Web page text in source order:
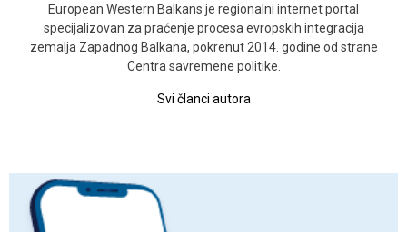
European Western Balkans je regionalni internet portal
specijalizovan za praćenje procesa evropskih integracija
zemalja Zapadnog Balkana, pokrenut 2014. godine od strane
Centra savremene politike.
Svi članci autora